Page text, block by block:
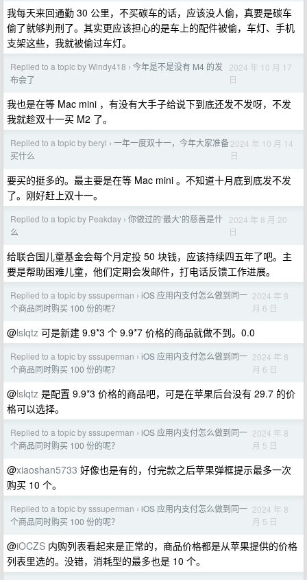
我每天来回通勤 30 公里，不买碳车的话，应该没人偷，真要是碳车
偷了就够判刑了。其实更应该担心的是车上的配件被偷，车灯、手机
支架这些，我就被偷过车灯。
Replied to a topic by Windy418 › 今年是不是没有 M4 的发
布会了
2024 年 10 月 17
日
我也是在等 Mac mini ，有没有大手子给说下到底还发不发呀，不发
我就趁双十一买 M2 了。
Replied to a topic by beryl › 一年一度双十一，今年大家准备
买什么
2024 年 10 月 14
日
要买的挺多的。最主要是在等 Mac mini 。不知道十月底到底发不发
了。刚好赶上双十一。
Replied to a topic by Peakday › 你做过的‘最大’的慈善是什
么
2024 年 8 月 20
日
给联合国儿童基金会每个月定投 50 块钱，应该持续四五年了吧。主
要是帮助困难儿童，他们定期会发邮件，打电话反馈工作进展。
Replied to a topic by sssuperman › iOS 应用内支付怎么做到同一
个商品同时购买 100 份的呢？
2024 年 8
月 6 日
@lslqtz 可是新建 9.9*3 个 9.9*7 价格的商品就做不到。0.0
Replied to a topic by sssuperman › iOS 应用内支付怎么做到同一
个商品同时购买 100 份的呢？
2024 年 8
月 6 日
@lslqtz 是配置 9.9*3 价格的商品吧，可是在苹果后台没有 29.7 的价
格可以选择。
Replied to a topic by sssuperman › iOS 应用内支付怎么做到同一
个商品同时购买 100 份的呢？
2024 年 8
月 5 日
@xiaoshan5733 好像也是有的，付完款之后苹果弹框提示最多一次
购买 10 个。
Replied to a topic by sssuperman › iOS 应用内支付怎么做到同一
个商品同时购买 100 份的呢？
2024 年 8
月 5 日
@iOCZS 内购列表看起来是正常的，商品价格都是从苹果提供的价格
列表里选的。没错，消耗型的最多也是 10 个。